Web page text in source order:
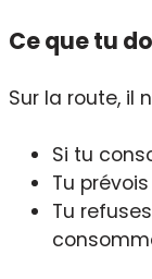
Ce que tu
Sur la route, il
Si tu
Tu
Tu